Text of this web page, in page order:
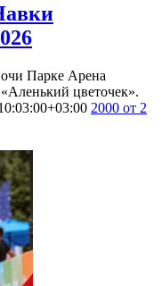
Парке Арена
цветочек».
2000 от 2